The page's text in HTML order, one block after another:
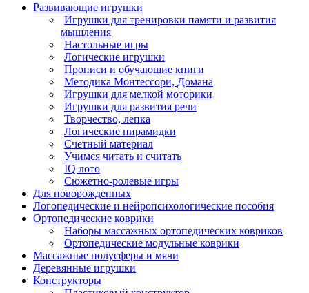
Развивающие игрушки
Игрушки для тренировки памяти и развития
мышления
Настольные игры
Логические игрушки
Прописи и обучающие книги
Методика Монтессори, Домана
Игрушки для мелкой моторики
Игрушки для развития речи
Творчество, лепка
Логические пирамидки
Счетный материал
Учимся читать и считать
IQ лото
Сюжетно-ролевые игры
Для новорожденных
Логопедические и нейропсихологические пособия
Ортопедические коврики
Наборы массажных ортопедических ковриков
Ортопедические модульные коврики
Массажные полусферы и мячи
Деревянные игрушки
Конструкторы